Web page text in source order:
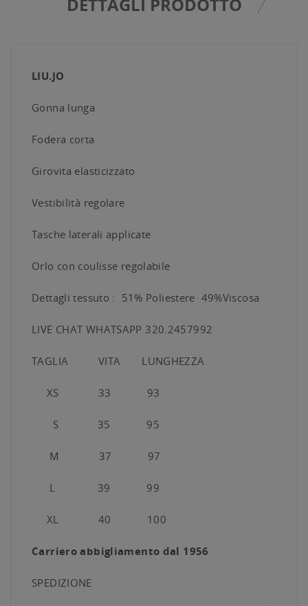
LIU.JO
Gonna lunga
Fodera corta
Girovita elasticizzato
Vestibilità regolare
Tasche laterali applicate
Orlo con coulisse regolabile
Dettagli tessuto : 51% Poliestere 49%Viscosa
LIVE CHAT WHATSAPP 320.2457992
TAGLIA VITA LUNGHEZZA
XS 33 93
S 35 95
M 37 97
L 39 99
XL 40 100
Carriero abbigliamento dal 1956
SPEDIZIONE